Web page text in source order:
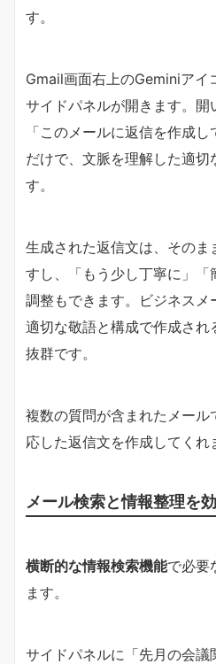
す。
Gmail画面右上のGeminiアイ
サイドパネルが開きます。開
「このメールに返信を作成
だけで、文脈を理解した適切
す。
生成された返信文は、その
すし、「もう少し丁寧に」
調整もできます。ビジネスメ
適切な敬語と構成で作成され
抜群です。
複数の質問が含まれたメー
応した返信文を作成してくれ
メール検索と情報整理を
横断的な情報検索機能で必要
ます。
サイドパネルに「先月の会議